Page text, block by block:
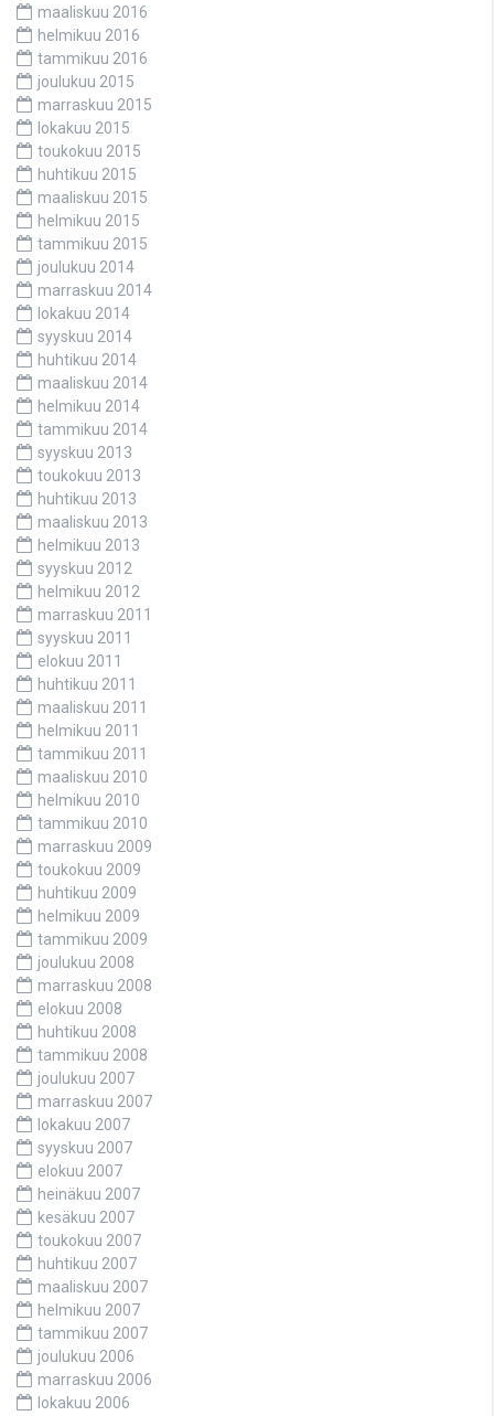
maaliskuu 2016
helmikuu 2016
tammikuu 2016
joulukuu 2015
marraskuu 2015
lokakuu 2015
toukokuu 2015
huhtikuu 2015
maaliskuu 2015
helmikuu 2015
tammikuu 2015
joulukuu 2014
marraskuu 2014
lokakuu 2014
syyskuu 2014
huhtikuu 2014
maaliskuu 2014
helmikuu 2014
tammikuu 2014
syyskuu 2013
toukokuu 2013
huhtikuu 2013
maaliskuu 2013
helmikuu 2013
syyskuu 2012
helmikuu 2012
marraskuu 2011
syyskuu 2011
elokuu 2011
huhtikuu 2011
maaliskuu 2011
helmikuu 2011
tammikuu 2011
maaliskuu 2010
helmikuu 2010
tammikuu 2010
marraskuu 2009
toukokuu 2009
huhtikuu 2009
helmikuu 2009
tammikuu 2009
joulukuu 2008
marraskuu 2008
elokuu 2008
huhtikuu 2008
tammikuu 2008
joulukuu 2007
marraskuu 2007
lokakuu 2007
syyskuu 2007
elokuu 2007
heinäkuu 2007
kesäkuu 2007
toukokuu 2007
huhtikuu 2007
maaliskuu 2007
helmikuu 2007
tammikuu 2007
joulukuu 2006
marraskuu 2006
lokakuu 2006